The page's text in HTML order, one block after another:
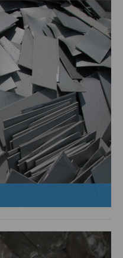
adipiscing elit.
Aenean massa. Cum
dis parturient
quam felis,